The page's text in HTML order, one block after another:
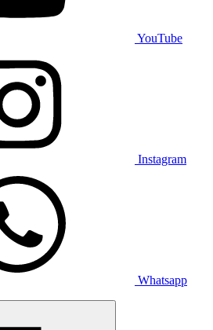
YouTube
Instagram
Whatsapp